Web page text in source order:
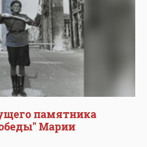
памятника
Марии